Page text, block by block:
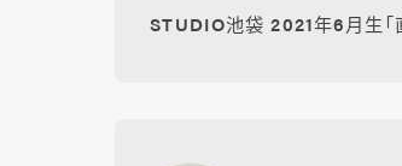
STUDIO池袋 2021年6月生「